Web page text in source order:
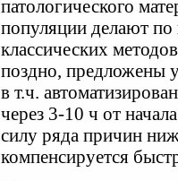
патологического
популяции делают
классических
поздно, предложены
в т.ч.
через 3-10 ч от
силу ряда причин
компенсируется